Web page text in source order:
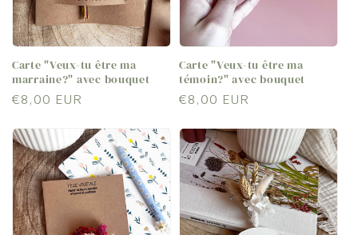
Carte "Veux-tu être ma
marraine?" avec bouquet
Prix
€8,00 EUR
Carte "Veux-tu être ma
témoin?" avec bouquet
Prix
€8,00 EUR